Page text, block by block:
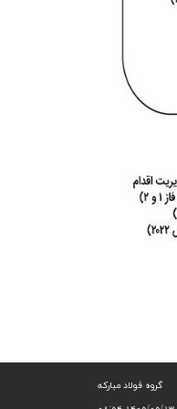
گروه فولاد مبارکه